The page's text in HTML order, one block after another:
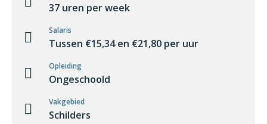
37 uren per week
Salaris
Tussen €15,34 en €21,80 per uur
Opleiding
Ongeschoold
Vakgebied
Schilders